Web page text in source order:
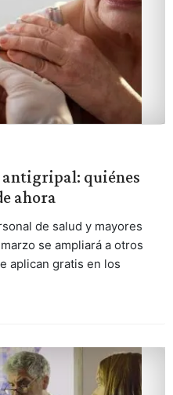
quiénes
ahora
de salud y mayores
se ampliará a otros
aplican gratis en los